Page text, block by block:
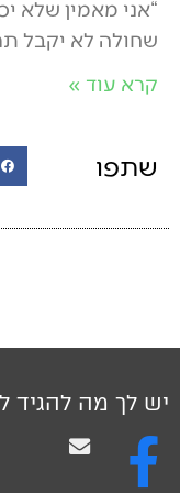
“אני מאמין שלא
שחולה לא יקבל
קרא עוד »
שתפו
יש לך מה להגיד